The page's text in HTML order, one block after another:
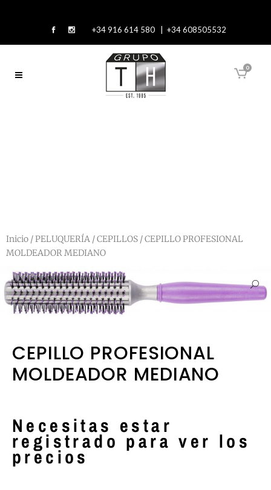
+34 916 614 580 | +34 608505532
0
Inicio /PELUQUERÍA /CEPILLOS / CEPILLO PROFESIONAL
MOLDEADOR MEDIANO
CEPILLO PROFESIONAL
MOLDEADOR MEDIANO
Necesitas estar
registrado para ver los
precios